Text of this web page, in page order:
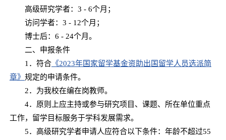
高级研究学者：3 - 6个月；
访问学者：3 - 12个月；
博士后：6 - 24个月。
二、申报条件
1．符合《2023年国家留学基金资助出国留学人员选派简
章》 规定的申请条件。
2．为我校在编在岗教师。
4．原则上应主持或参与研究项目、课题、所在单位重点
工作，留学目标服务于学科发展需求。
5．高级研究学者申请人应符合以下条件：年龄不超过55